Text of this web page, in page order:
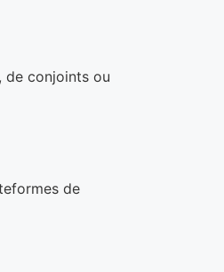
de conjoints ou
de